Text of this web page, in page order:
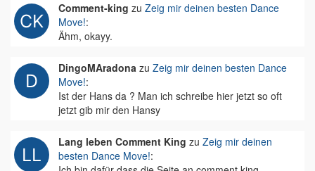
Comment-king zu Zeig mir deinen besten Dance
Move!:
Ähm, okayy.
DingoMAradona zu Zeig mir deinen besten Dance
Move!:
Ist der Hans da ? Man ich schreibe hier jetzt so oft
jetzt gib mir den Hansy
Lang leben Comment King zu Zeig mir deinen
besten Dance Move!: